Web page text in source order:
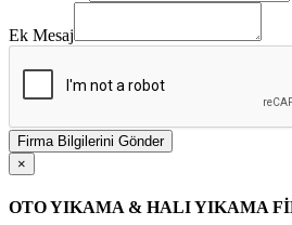
Ek Mesaj
Firma Bilgilerini Gönder
×
OTO YIKAMA & HALI YIKAMA